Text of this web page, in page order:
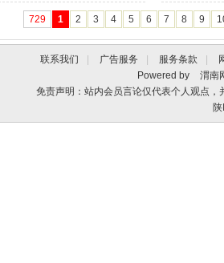
729 1 2 3 4 5 6 7 8 9
联系我们 广告服务 服务条款
Powered by
渭南
免责声明：站内会员言论仅代表个人观点